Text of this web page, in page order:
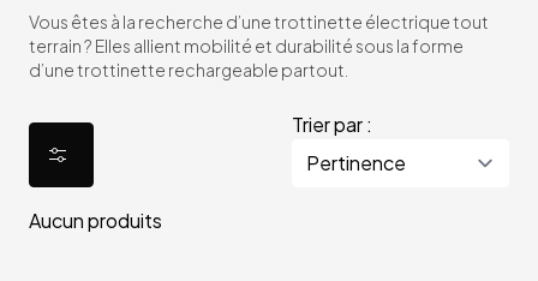
Vous êtes à la recherche d’une trottinette électrique tout
terrain ? Elles allient mobilité et durabilité sous la forme
d’une trottinette rechargeable partout.
Trier par :
Aucun produits